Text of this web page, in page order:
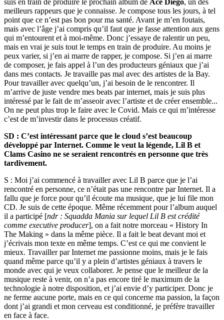
meilleurs rappeurs que je connaisse. Je compose tous les jours, à tel
point que ce n’est pas bon pour ma santé. Avant je m’en foutais,
mais avec l’âge j’ai compris qu’il faut que je fasse attention aux gens
qui m’entourent et à moi-même. Donc j’essaye de ralentir un peu,
mais en vrai je suis tout le temps en train de produire. Au moins je
peux varier, si j’en ai marre de rapper, je compose. Si j’en ai marre
de composer, je fais appel à l’un des producteurs géniaux que j’ai
dans mes contacts. Je travaille pas mal avec des artistes de la Bay.
Pour travailler avec quelqu’un, j’ai besoin de le rencontrer. Il
m’arrive de juste vendre mes beats par internet, mais je suis plus
intéressé par le fait de m’asseoir avec l’artiste et de créer ensemble...
On ne peut plus trop le faire avec le Covid. Mais ce qui m’intéresse
c’est de m’investir dans le processus créatif.
SD : C’est intéressant parce que le cloud s’est beaucoup
développé par Internet. Comme le veut la légende, Lil B et
Clams Casino ne se seraient rencontrés en personne que très
tardivement.
S : Moi j’ai commencé à travailler avec Lil B parce que je l’ai
rencontré en personne, ce n’était pas une rencontre par Internet. Il a
fallu que je force pour qu’il écoute ma musique, que je lui file mon
CD. Je suis de cette époque. Même récemment pour l’album auquel
il a participé [ndr : Squadda Mania sur lequel Lil B est crédité
comme executive producer], on a fait notre morceau « History In
The Making » dans la même pièce. Il a fait le beat devant moi et
j’écrivais mon texte en même temps. C’est ce qui me convient le
mieux. Travailler par Internet me passionne moins, mais je le fais
quand même parce qu’il y a plein d’artistes géniaux à travers le
monde avec qui je veux collaborer. Je pense que le meilleur de la
musique reste à venir, on n’a pas encore tiré le maximum de la
technologie à notre disposition, et j’ai envie d’y participer. Donc je
ne ferme aucune porte, mais en ce qui concerne ma passion, la façon
dont j’ai grandi et mon cerveau est conditionné, je préfère travailler
en face à face.